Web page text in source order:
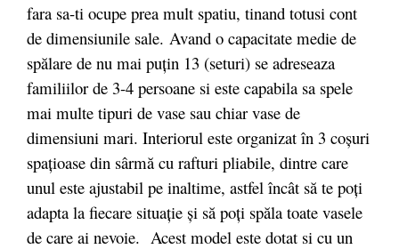
fara sa-ti ocupe prea mult spatiu, tinand totusi cont
de dimensiunile sale. Avand o capacitate medie de
spălare de nu mai puțin 13 (seturi) se adreseaza
familiilor de 3-4 persoane si este capabila sa spele
mai multe tipuri de vase sau chiar vase de
dimensiuni mari. Interiorul este organizat în 3 coșuri
spațioase din sârmă cu rafturi pliabile, dintre care
unul este ajustabil pe inaltime, astfel încât să te poți
adapta la fiecare situație și să poți spăla toate vasele
de care ai nevoie. Acest model este dotat si cu un